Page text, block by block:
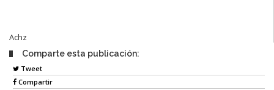
Achz
Comparte esta publicación:
Tweet
Compartir